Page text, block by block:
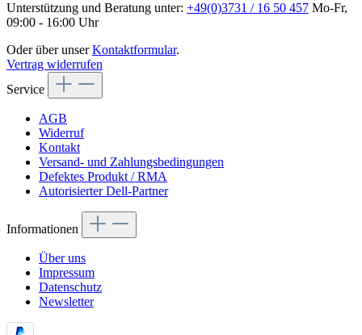
Unterstützung und Beratung unter: +49(0)3731 / 16 50 457 Mo-Fr,
09:00 - 16:00 Uhr
Oder über unserKontaktformular.
Vertrag widerrufen
Service
AGB
Widerruf
Kontakt
Versand- und Zahlungsbedingungen
Defektes Produkt / RMA
Autorisierter Dell-Partner
Informationen
Über uns
Impressum
Datenschutz
Newsletter